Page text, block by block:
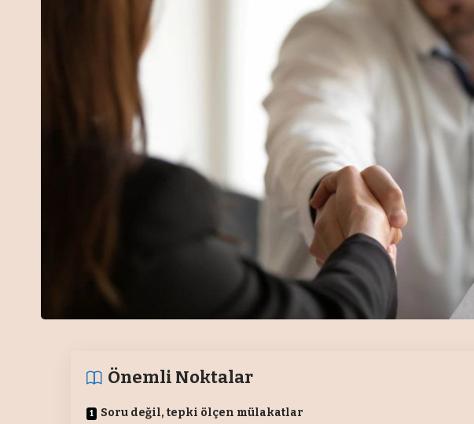
Önemli Noktalar
Soru değil, tepki ölçen mülakatlar